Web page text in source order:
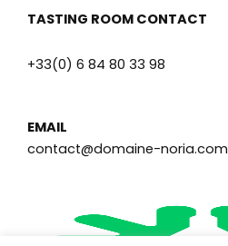
c
e
o
k
n
k
i
n
s
t
a
u
t
e
TASTING ROOM CONTACT
+33(0) 6 84 80 33 98
EMAIL
contact@domaine-noria.com